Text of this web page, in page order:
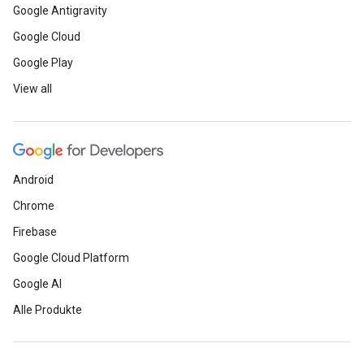
Google Antigravity
Google Cloud
Google Play
View all
Android
Chrome
Firebase
Google Cloud Platform
Google AI
Alle Produkte